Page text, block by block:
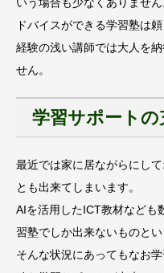
ドバイスができる学習塾は
経験の浅い講師では大人を
せん。
学習サポートの
最近では家に居ながらにし
とも出来てしまいます。
AIを活用したICT教材なども
習塾でしか出来ないものと
そんな状況にあってもなお